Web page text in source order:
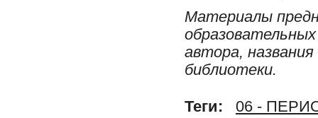
Материалы
автора,
библиотеки.
Теги:
06 -